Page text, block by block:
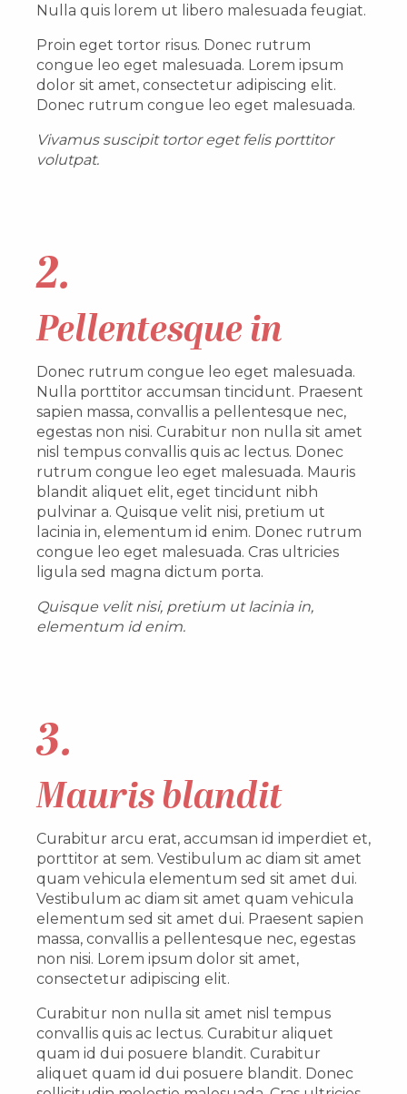
Nulla quis lorem ut libero malesuada feugiat.
Proin eget tortor risus. Donec rutrum
congue leo eget malesuada. Lorem ipsum
dolor sit amet, consectetur adipiscing elit.
Donec rutrum congue leo eget malesuada.
Vivamus suscipit tortor eget felis porttitor
volutpat.
2.
Pellentesque in
Donec rutrum congue leo eget malesuada.
Nulla porttitor accumsan tincidunt. Praesent
sapien massa, convallis a pellentesque nec,
egestas non nisi. Curabitur non nulla sit amet
nisl tempus convallis quis ac lectus. Donec
rutrum congue leo eget malesuada. Mauris
blandit aliquet elit, eget tincidunt nibh
pulvinar a. Quisque velit nisi, pretium ut
lacinia in, elementum id enim. Donec rutrum
congue leo eget malesuada. Cras ultricies
ligula sed magna dictum porta.
Quisque velit nisi, pretium ut lacinia in,
elementum id enim.
3.
Mauris blandit
Curabitur arcu erat, accumsan id imperdiet et,
porttitor at sem. Vestibulum ac diam sit amet
quam vehicula elementum sed sit amet dui.
Vestibulum ac diam sit amet quam vehicula
elementum sed sit amet dui. Praesent sapien
massa, convallis a pellentesque nec, egestas
non nisi. Lorem ipsum dolor sit amet,
consectetur adipiscing elit.
Curabitur non nulla sit amet nisl tempus
convallis quis ac lectus. Curabitur aliquet
quam id dui posuere blandit. Curabitur
aliquet quam id dui posuere blandit. Donec